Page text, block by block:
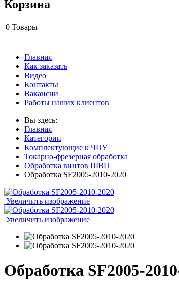
Корзина
0 Товары
Главная
Как заказать
Видео
Контакты
Вакансии
Работы наших клиентов
Вы здесь:
Главная
Категории
Комплектующие к ЧПУ
Токарно-фрезерная обработка
Обработка винтов ШВП
Обработка SF2005-2010-2020
Увеличить изображение
Увеличить изображение
Обработка SF2005-